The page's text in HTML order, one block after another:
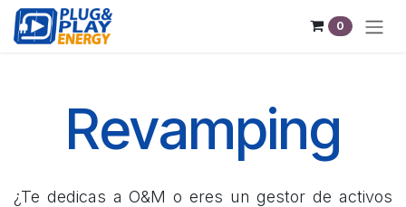
Ir al contenido
0
Revamping
¿Te dedicas a O&M o eres un gestor de activos